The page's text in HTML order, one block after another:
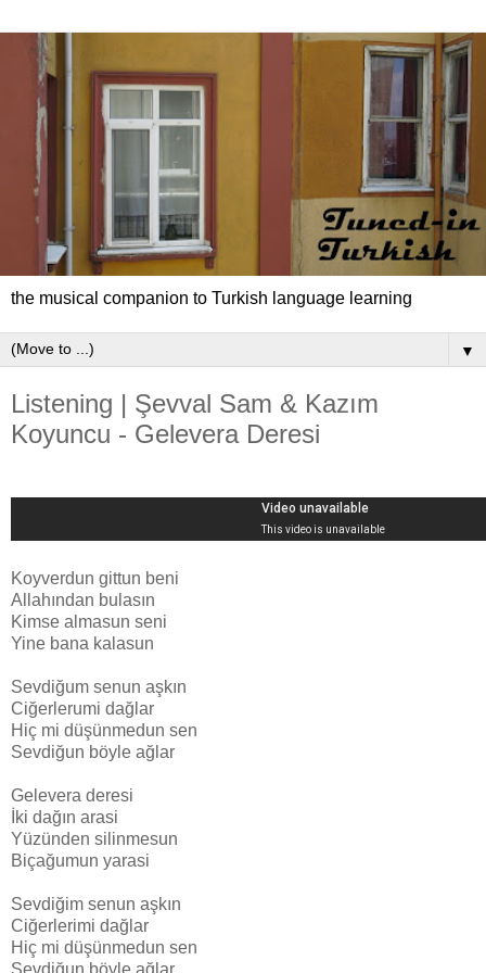
the musical companion to Turkish language learning
▼
Listening | Şevval Sam & Kazım
Koyuncu - Gelevera Deresi
Koyverdun gittun beni
Allahından bulasın
Kimse almasun seni
Yine bana kalasun
Sevdiğum senun aşkın
Ciğerlerumi dağlar
Hiç mi düşünmedun sen
Sevdiğun böyle ağlar
Gelevera deresi
İki dağın arasi
Yüzünden silinmesun
Biçağumun yarasi
Sevdiğim senun aşkın
Ciğerlerimi dağlar
Hiç mi düşünmedun sen
Sevdiğun böyle ağlar